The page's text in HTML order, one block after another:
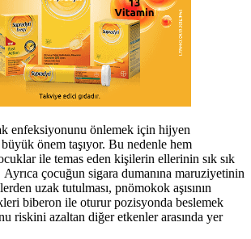
enfeksiyonunu önlemek için hijyen
önem taşıyor. Bu nedenle hem
ile temas eden kişilerin ellerinin sık sık
Ayrıca çocuğun sigara dumanına maruziyetinin
uzak tutulması, pnömokok aşısının
biberon ile oturur pozisyonda beslemek
riskini azaltan diğer etkenler arasında yer